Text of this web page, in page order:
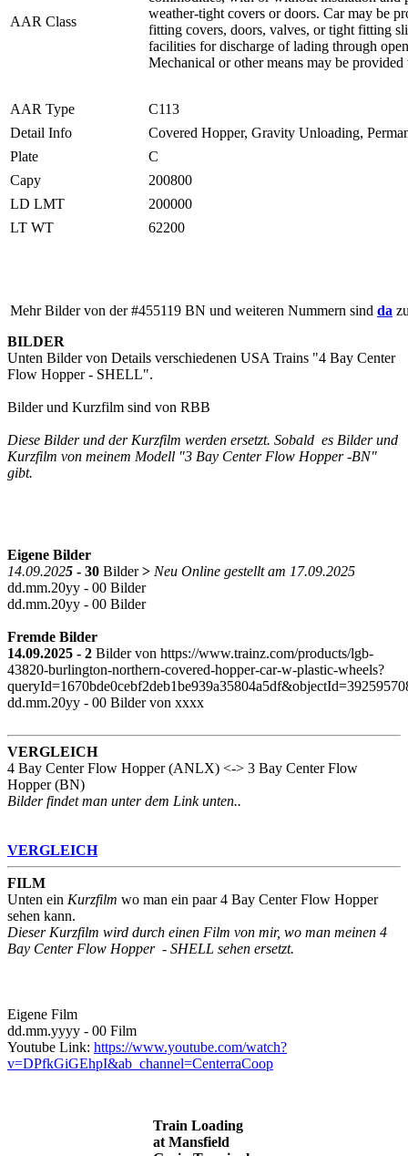
AAR Class
weather-tight covers or doors. Car may be
fitting covers, doors, valves, or tight fitting
facilities for discharge of lading through
Mechanical or other means may be
AAR Type
C113
Detail Info
Covered Hopper, Gravity Unloading,
Plate
C
Capy
200800
LD LMT
200000
LT WT
62200
Mehr Bilder von der #455119 BN und weiteren Nummern sind da
BILDER
Unten Bilder von Details verschiedenen USA Trains "4 Bay Center
Flow Hopper - SHELL".
Bilder und Kurzfilm sind von RBB
Diese Bilder und der Kurzfilm werden ersetzt. Sobald es Bilder und
Kurzfilm von meinem Modell "3 Bay Center Flow Hopper -BN"
gibt.
Eigene Bilder
14.09.2025 - 30 Bilder> Neu Online gestellt am 17.09.2025
dd.mm.20yy - 00 Bilder
dd.mm.20yy - 00 Bilder
Fremde Bilder
14.09.2025 - 2 Bilder von https://www.trainz.com/products/lgb-
43820-burlington-northern-covered-hopper-car-w-plastic-wheels?
dd.mm.20yy - 00 Bilder von xxxx
VERGLEICH
4 Bay Center Flow Hopper (ANLX) <-> 3 Bay Center Flow
Hopper (BN)
Bilder findet man unter dem Link unten..
VERGLEICH
FILM
Unten ein Kurzfilm wo man ein paar4 Bay Center Flow Hopper
sehen kann.
Dieser Kurzfilm wird durch einen Film von mir, wo man meinen 4
Bay Center Flow Hopper- SHELL sehen ersetzt.
Eigene Film
dd.mm.yyyy - 00 Film
Youtube Link: https://www.youtube.com/watch?
v=DPfkGiGEhpI&ab_channel=CenterraCoop
Train Loading
at Mansfield